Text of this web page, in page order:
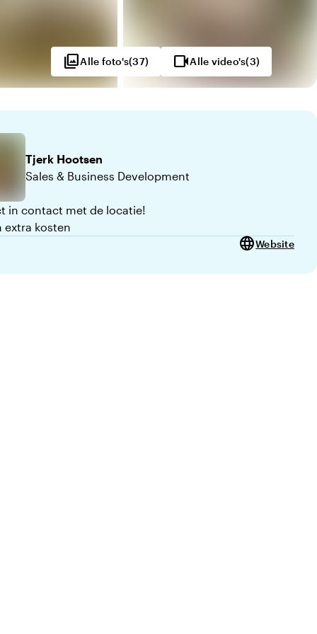
photo_libraryAlle foto's(37) videocamAlle video's(3)
Tjerk Hootsen
Sales & Business Development
in contact met de locatie!
extra kosten
languageWebsite